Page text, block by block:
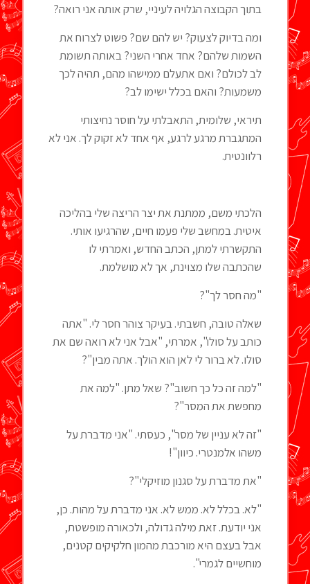
בתוך הקבוצה הגלויה לעיניי, שרק אותה אני רואה?
ומה בדיוק לצעוק? יש להם שם? פשוט לצרוח את
השמות שלהם? אחד אחרי השני? באותה תשומת
לב לכולם? ואם אתעלם ממישהו מהם, תהיה לכך
משמעות? והאם בכלל ישימו לב?
תיראי, שלומית, התאבלתי על חוסר נחיצותי
המתגברת מרגע לרגע, אף אחד לא זקוק לך. אני לא
רלוונטית.
הלכתי משם, ממתנת את יצר הריצה שלי בהליכה
איטית. במחשב שלי פעמו חיים, שהרגיעו אותי.
התקשרתי למתן, הכתב החדש, ואמרתי לו
שהכתבה שלו מצוינת, אך לא מושלמת.
"מה חסר לך"?
שאלה טובה, חשבתי. בעיקר צוהר חסר לי. "אתה
כותב על סולו", אמרתי, "אבל אני לא רואה שם את
סולו. לא ברור לי לאן הוא הולך. אתה מבין"?
"למה זה כל כך חשוב"? שאל מתן. "למה את
מחפשת את המסר"?
"זה לא עניין של מסר", כעסתי. "אני מדברת על
משהו אלמנטרי. כיוון"!
"את מדברת על סגנון מוזיקלי"?
"לא. בכלל לא. ממש לא. אני מדברת על מהות. כן,
אני יודעת. זאת מילה גדולה, ולכאורה מופשטת,
אבל בעצם היא מורכבת מהמון חלקיקים קטנים,
מוחשיים לגמרי".